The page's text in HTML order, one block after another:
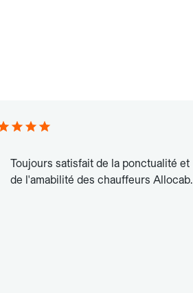
Toujours satisfait de la ponctualité et
de l'amabilité des chauffeurs Allocab.